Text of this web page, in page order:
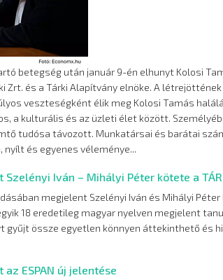
betegség után január 9-én elhunyt Kolosi
Zrt. és a Tárki Alapítvány elnöke. A
veszteségként élik meg Kolosi Tamás
a kulturális és az üzleti élet között.
tudósa távozott. Munkatársai és barátai
nyílt és egyenes véleménye...
Szelényi Iván – Mihályi Péter kötete a
megjelent Szelényi Iván és Mihályi
18 eredetileg magyar nyelven megjelent
gyűjt össze egyetlen könnyen áttekinthető és
az ESPAN új jelentése